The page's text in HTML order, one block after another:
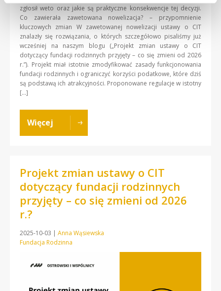
zgłosił weto oraz jakie są praktyczne konsekwencje tej decyzji.
Co zawierała zawetowana nowelizacja? – przypomnienie
kluczowych zmian W zawetowanej nowelizacji ustawy o CIT
znalazły się rozwiązania, o których szczegółowo pisaliśmy już
wcześniej na naszym blogu („Projekt zmian ustawy o CIT
dotyczący fundacji rodzinnych przyjęty – co się zmieni od 2026
r.”). Projekt miał istotnie zmodyfikować zasady funkcjonowania
fundacji rodzinnych i ograniczyć korzyści podatkowe, które dziś
są podstawą ich atrakcyjności. Proponowane regulacje w istotny
[…]
Więcej
Projekt zmian ustawy o CIT
dotyczący fundacji rodzinnych
przyjęty – co się zmieni od 2026
r.?
2025-10-03 | Anna Wąsiewska
Fundacja Rodzinna